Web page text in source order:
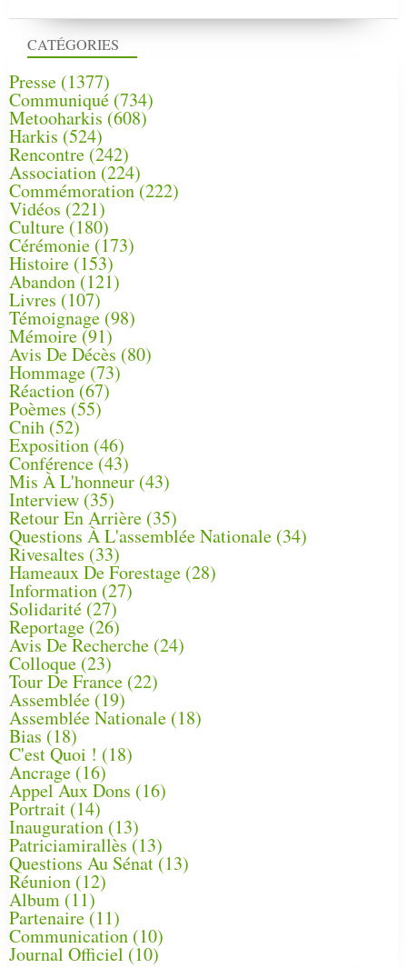
CATÉGORIES
Presse (1377)
Communiqué (734)
Metooharkis (608)
Harkis (524)
Rencontre (242)
Association (224)
Commémoration(222)
Vidéos (221)
Culture(180)
Cérémonie (173)
Histoire (153)
Abandon(121)
Livres (107)
Témoignage (98)
Mémoire (91)
Avis De Décès (80)
Hommage (73)
Réaction(67)
Poèmes (55)
Cnih (52)
Exposition (46)
Conférence(43)
Mis À L'honneur (43)
Interview (35)
Retour En Arrière (35)
Questions À L'assemblée Nationale (34)
Rivesaltes (33)
Hameaux De Forestage (28)
Information (27)
Solidarité (27)
Reportage (26)
Avis De Recherche (24)
Colloque (23)
Tour De France (22)
Assemblée (19)
Assemblée Nationale (18)
Bias (18)
C'est Quoi ! (18)
Ancrage (16)
Appel Aux Dons (16)
Portrait (14)
Inauguration (13)
Patriciamirallès (13)
Questions Au Sénat(13)
Réunion (12)
Album (11)
Partenaire(11)
Communication (10)
Journal Officiel (10)